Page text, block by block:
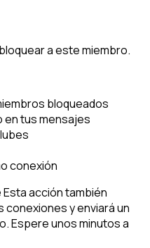
a este miembro.
bloqueados
en tus mensajes
conexión
Esta acción también
conexiones y enviará un
Espere unos minutos a